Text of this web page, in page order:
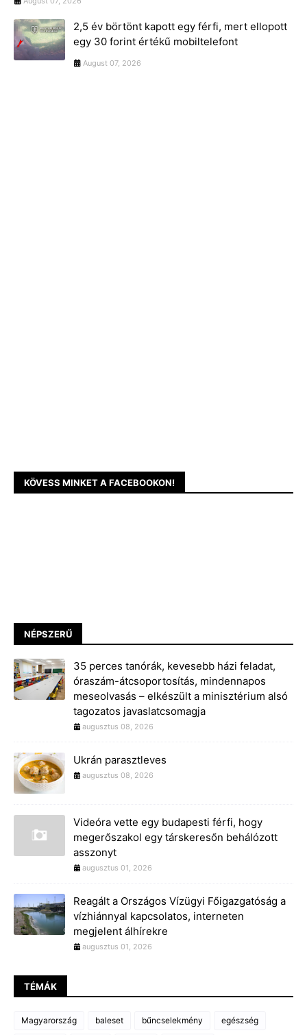
2,5 év börtönt kapott egy férfi, mert ellopott
egy 30 forint értékű mobiltelefont
August 07, 2026
KÖVESS MINKET A FACEBOOKON!
NÉPSZERŰ
35 perces tanórák, kevesebb házi feladat,
óraszám-átcsoportosítás, mindennapos
meseolvasás – elkészült a minisztérium alsó
tagozatos javaslatcsomagja
augusztus 08, 2026
Ukrán parasztleves
augusztus 08, 2026
Videóra vette egy budapesti férfi, hogy
megerőszakol egy társkeresőn behálózott
asszonyt
augusztus 01, 2026
Reagált a Országos Vízügyi Főigazgatóság a
vízhiánnyal kapcsolatos, interneten
megjelent álhírekre
augusztus 01, 2026
TÉMÁK
Magyarország baleset bűncselekmény egészség